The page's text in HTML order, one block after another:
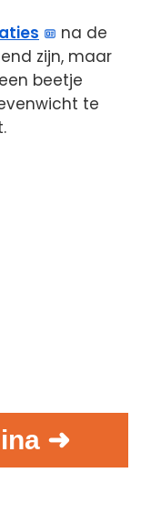
na de
zijn, maar
beetje
te
➜